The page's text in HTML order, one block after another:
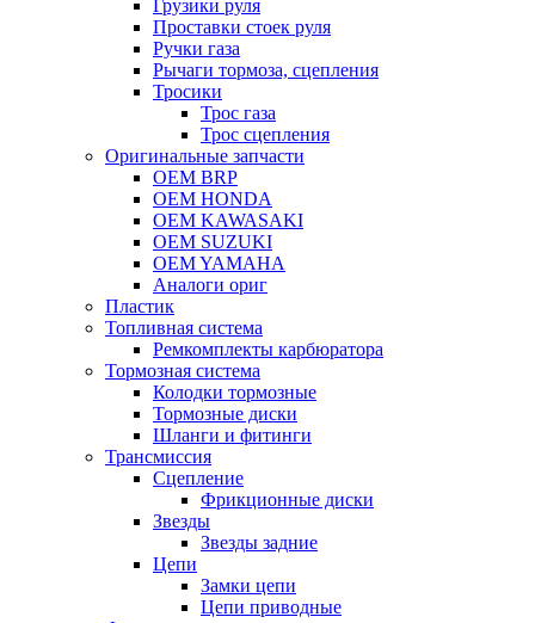
Грузики руля
Проставки стоек руля
Ручки газа
Рычаги тормоза, сцепления
Тросики
Трос газа
Трос сцепления
Оригинальные запчасти
OEM BRP
OEM HONDA
OEM KAWASAKI
OEM SUZUKI
OEM YAMAHA
Аналоги ориг
Пластик
Топливная система
Ремкомплекты карбюратора
Тормозная система
Колодки тормозные
Тормозные диски
Шланги и фитинги
Трансмиссия
Cцепление
Фрикционные диски
Звезды
Звезды задние
Цепи
Замки цепи
Цепи приводные